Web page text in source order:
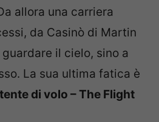
allora una carriera
da Casinò di Martin
il cielo, sino a
La sua ultima fatica è
di volo – The Flight